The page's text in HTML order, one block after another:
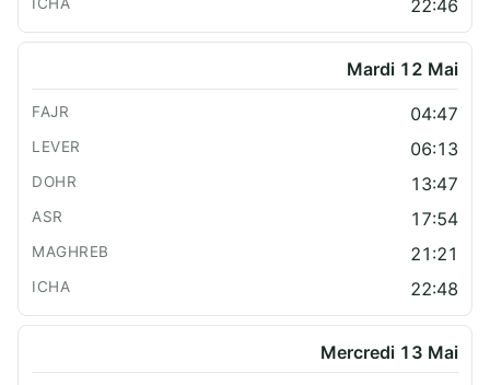
22:46
Mardi 12 Mai
04:47
06:13
13:47
17:54
21:21
22:48
Mercredi 13 Mai